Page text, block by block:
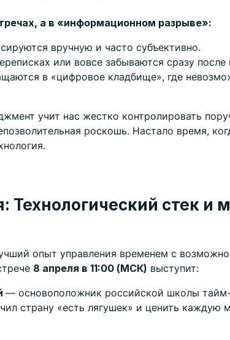
а в «информационном разрыве»:
вручную и часто субъективно.
или вовсе забываются сразу
в «цифровое кладбище», где
учит нас жестко контролировать
роскошь. Настало время,
Технологический стек и
опыт управления временем с
8 апреля в 11:00 (МСК) выступит:
— основоположник российской школы
страну «есть лягушек» и ценить каждую